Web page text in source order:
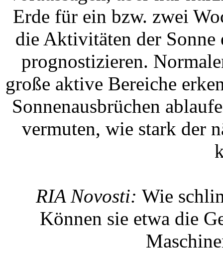
Erde für ein bzw. zwei
die Aktivitäten der Sonne
prognostizieren.
große aktive Bereiche
Sonnenausbrüchen
vermuten, wie stark der
RIA Novosti: Wie
Können sie etwa die